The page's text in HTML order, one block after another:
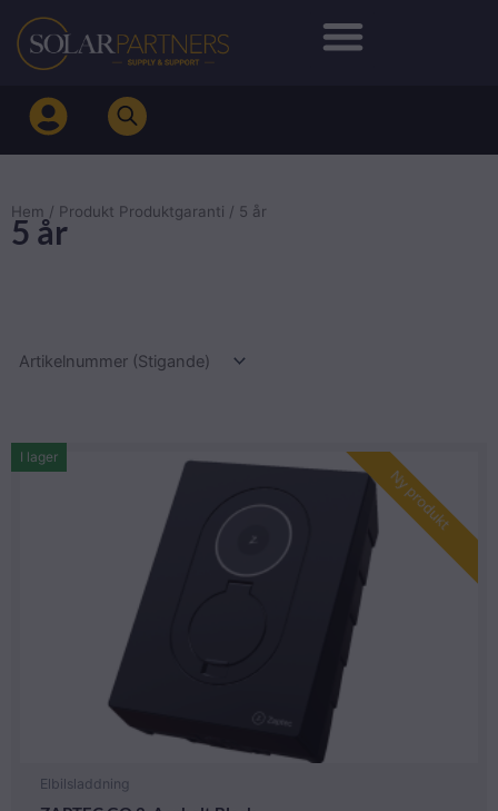
Hoppa
innehåll
Hem / Produkt Produktgaranti / 5 år
5 år
Ny produkt
Elbilsladdning
I lager